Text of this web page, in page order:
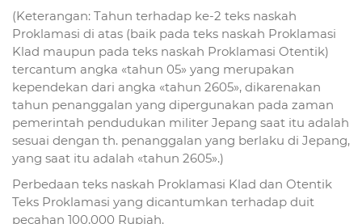
(Keterangan: Tahun terhadap ke-2 teks naskah
Proklamasi di atas (baik pada teks naskah Proklamasi
Klad maupun pada teks naskah Proklamasi Otentik)
tercantum angka «tahun 05» yang merupakan
kependekan dari angka «tahun 2605», dikarenakan
tahun penanggalan yang dipergunakan pada zaman
pemerintah pendudukan militer Jepang saat itu adalah
sesuai dengan th. penanggalan yang berlaku di Jepang,
yang saat itu adalah «tahun 2605».)
Perbedaan teks naskah Proklamasi Klad dan Otentik
Teks Proklamasi yang dicantumkan terhadap duit
pecahan 100,000 Rupiah.